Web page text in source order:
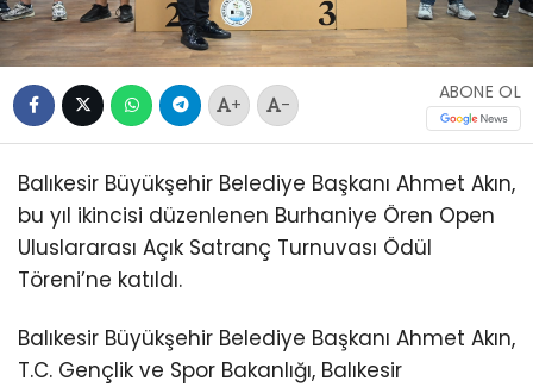
+ -
ABONE OL
Balıkesir Büyükşehir Belediye Başkanı Ahmet Akın,
bu yıl ikincisi düzenlenen Burhaniye Ören Open
Uluslararası Açık Satranç Turnuvası Ödül
Töreni’ne katıldı.
Balıkesir Büyükşehir Belediye Başkanı Ahmet Akın,
T.C. Gençlik ve Spor Bakanlığı, Balıkesir